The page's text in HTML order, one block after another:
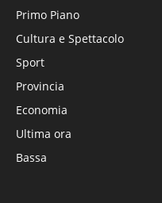
Primo Piano
Cultura e Spettacolo
Sport
Provincia
Economia
Ultima ora
Bassa